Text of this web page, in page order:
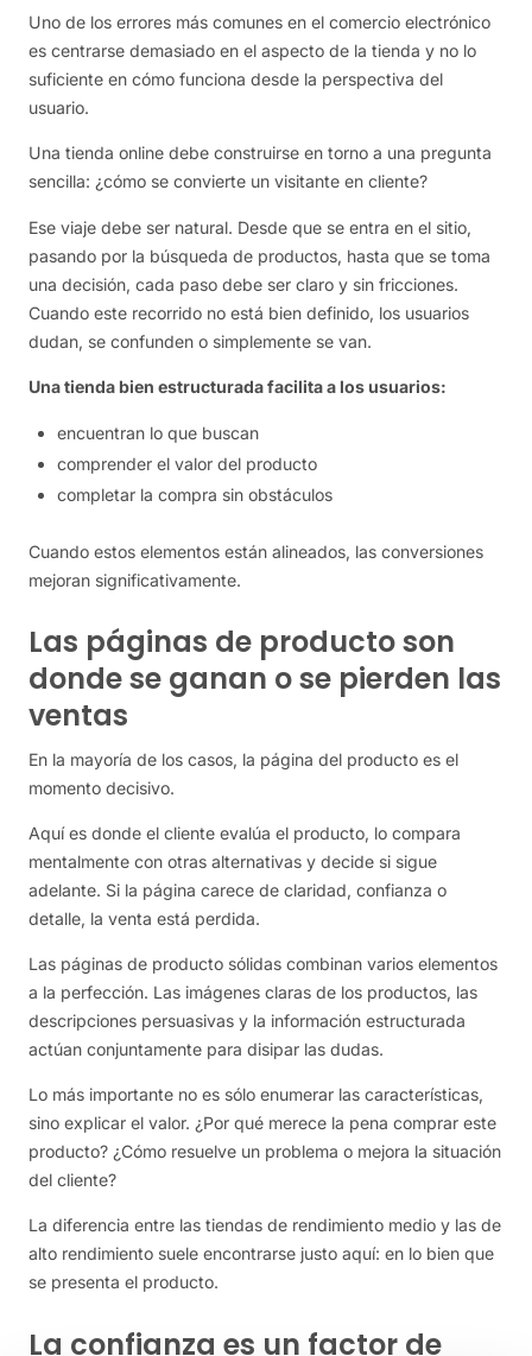
Uno de los errores más comunes en el comercio electrónico
es centrarse demasiado en el aspecto de la tienda y no lo
suficiente en cómo funciona desde la perspectiva del
usuario.
Una tienda online debe construirse en torno a una pregunta
sencilla: ¿cómo se convierte un visitante en cliente?
Ese viaje debe ser natural. Desde que se entra en el sitio,
pasando por la búsqueda de productos, hasta que se toma
una decisión, cada paso debe ser claro y sin fricciones.
Cuando este recorrido no está bien definido, los usuarios
dudan, se confunden o simplemente se van.
Una tienda bien estructurada facilita a los usuarios:
encuentran lo que buscan
comprender el valor del producto
completar la compra sin obstáculos
Cuando estos elementos están alineados, las conversiones
mejoran significativamente.
Las páginas de producto son
donde se ganan o se pierden las
ventas
En la mayoría de los casos, la página del producto es el
momento decisivo.
Aquí es donde el cliente evalúa el producto, lo compara
mentalmente con otras alternativas y decide si sigue
adelante. Si la página carece de claridad, confianza o
detalle, la venta está perdida.
Las páginas de producto sólidas combinan varios elementos
a la perfección. Las imágenes claras de los productos, las
descripciones persuasivas y la información estructurada
actúan conjuntamente para disipar las dudas.
Lo más importante no es sólo enumerar las características,
sino explicar el valor. ¿Por qué merece la pena comprar este
producto? ¿Cómo resuelve un problema o mejora la situación
del cliente?
La diferencia entre las tiendas de rendimiento medio y las de
alto rendimiento suele encontrarse justo aquí: en lo bien que
se presenta el producto.
La confianza es un factor de